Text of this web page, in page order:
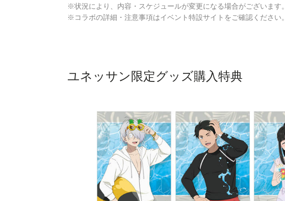
※状況により、内容・スケジュールが変更になる場合がございます。
※コラボの詳細・注意事項はイベント特設サイトをご確認ください。
ユネッサン限定グッズ購入特典